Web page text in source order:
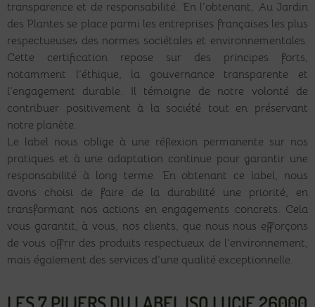
transparence et de responsabilité. En l’obtenant, Au Jardin
des Plantes se place parmi les entreprises françaises les plus
respectueuses des normes sociétales et environnementales.
Cette certification repose sur des principes forts,
notamment l’éthique, la gouvernance transparente et
l’engagement durable. Il témoigne de notre volonté de
contribuer positivement à la société tout en préservant
notre planète.
Le label nous oblige à une réflexion permanente sur nos
pratiques et à une adaptation continue pour garantir une
responsabilité à long terme. En obtenant ce label, nous
avons choisi de faire de la durabilité une priorité, en
transformant nos actions en engagements concrets. Cela
vous garantit, à vous, nos clients, que nous nous efforçons
de vous offrir des produits respectueux de l’environnement,
mais également des services d’une qualité exceptionnelle.